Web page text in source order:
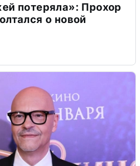
потеряла»: Прохор
о новой